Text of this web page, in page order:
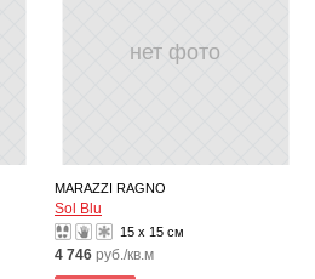
нет фото
MARAZZI RAGNO
Sol Blu
15 x 15 см
4 746 руб./кв.м